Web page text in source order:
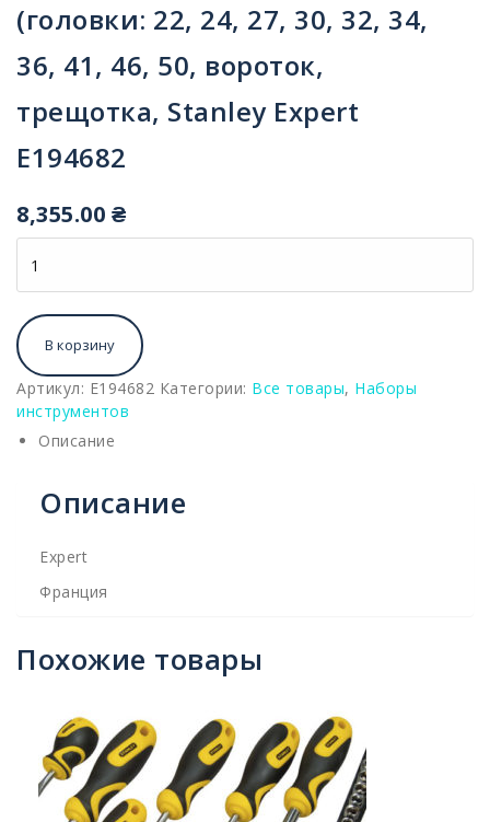
(головки: 22, 24, 27, 30, 32, 34,
36, 41, 46, 50, вороток,
трещотка, Stanley Expert
E194682
8,355.00 ₴
В корзину
Артикул: E194682 Категории: Все товары, Наборы
инструментов
Описание
Описание
Expert
Франция
Похожие товары